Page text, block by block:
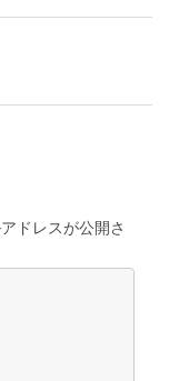
ドレスが公開さ